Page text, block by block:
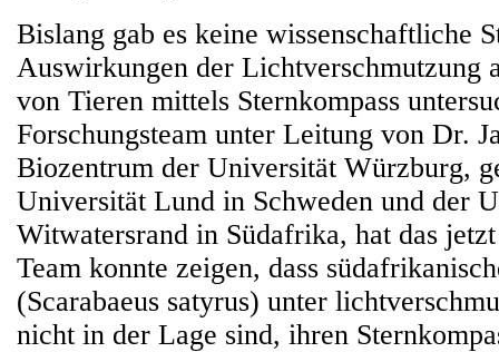
Bislang gab es keine wissenschaftliche
Auswirkungen der Lichtverschmutzung
von Tieren mittels Sternkompass
Forschungsteam unter Leitung von Dr.
Biozentrum der Universität Würzburg,
Universität Lund in Schweden und der
Witwatersrand in Südafrika, hat das
Team konnte zeigen, dass
(Scarabaeus satyrus) unter
nicht in der Lage sind, ihren